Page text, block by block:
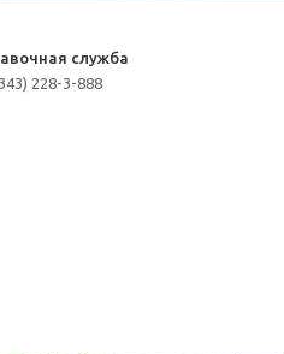
служба
228-3-888